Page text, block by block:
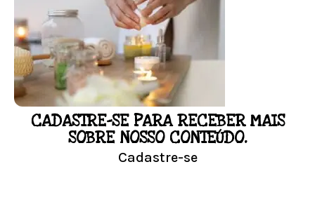
floral em casa.
Resultado na hora!
Conheça mais e faça sua Pesquisa
LOJA
CADASTRE-SE PARA RECEBER MAIS
SOBRE NOSSO CONTEÚDO.
Cadastre-se